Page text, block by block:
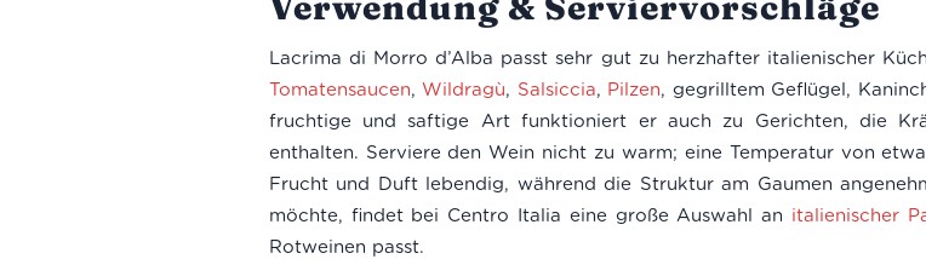
Lacrima di Morro d’Alba passt sehr gut zu herzhafter italienischer
Tomatensaucen,Wildragù, Salsiccia, Pilzen, gegrilltem Geflügel,
fruchtige und saftige Art funktioniert er auch zu Gerichten, die
enthalten. Serviere den Wein nicht zu warm; eine Temperatur von
Frucht und Duft lebendig, während die Struktur am Gaumen
möchte, findet bei Centro Italia eine große Auswahl an italienischer
Rotweinen passt.